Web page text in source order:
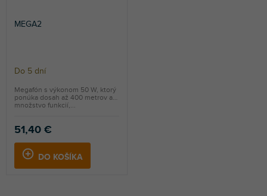
MEGA2
Do 5 dní
51,40 €
DO KOŠÍKA
Megafón s výkonom 50 W, ktorý
ponúka dosah až 400 metrov a
množstvo funkcií,...